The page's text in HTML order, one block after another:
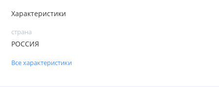
Характеристики
страна
РОССИЯ
Все характеристики